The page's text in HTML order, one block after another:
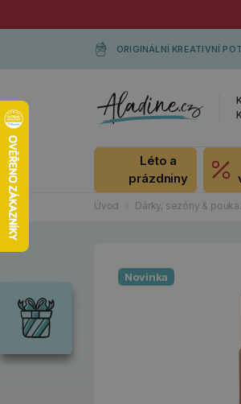
ORIGINÁLNÍ KREATIVNÍ
Léto a
prázdniny
Úvod Dárky, sezóny &
Novinka